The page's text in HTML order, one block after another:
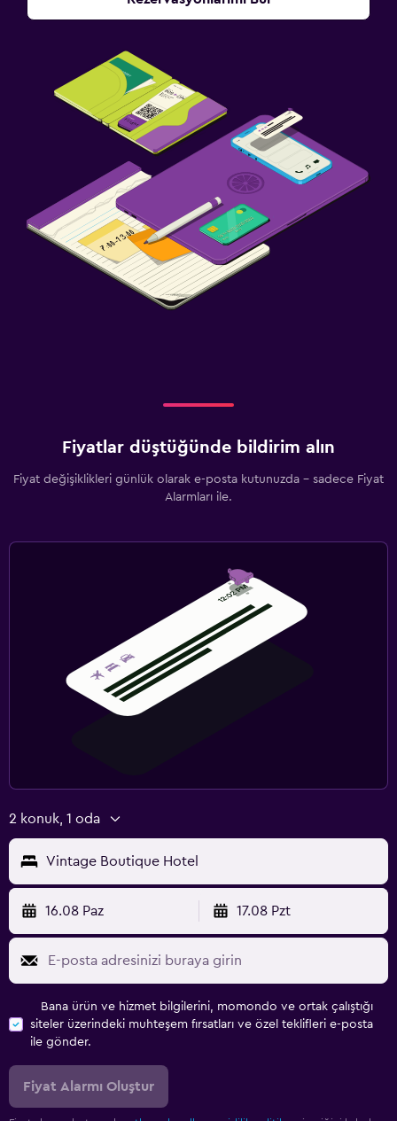
Fiyatlar düştüğünde bildirim alın
Fiyat değişiklikleri günlük olarak e-posta kutunuzda - sadece Fiyat
Alarmları ile.
2 konuk, 1 oda
Vintage Boutique Hotel
16.08 Paz 17.08 Pzt
Bana ürün ve hizmet bilgilerini, momondo ve ortak çalıştığı
siteler üzerindeki muhteşem fırsatları ve özel teklifleri e-posta
ile gönder.
Fiyat Alarmı Oluştur